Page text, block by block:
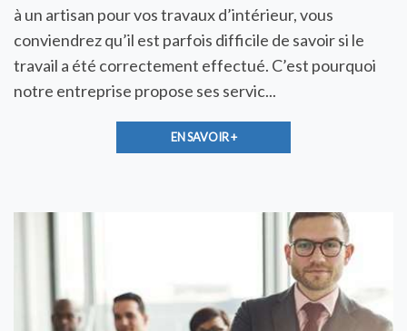
à un artisan pour vos travaux d’intérieur, vous
conviendrez qu’il est parfois difficile de savoir si le
travail a été correctement effectué. C’est pourquoi
notre entreprise propose ses servic...
EN SAVOIR +